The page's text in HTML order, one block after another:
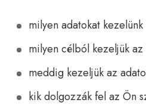
milyen adatokat
milyen célból kezeljük
meddig kezeljük az
kik dolgozzák fel az Ön